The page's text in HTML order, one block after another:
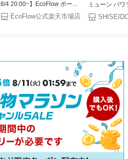
8/4 20:00~】EcoFlow ポータ
ブル電源 ソーラーパネル セッ
ト DELTA 3 Max
EcoFlow公式楽天市場店
ミューン パ
ム |
ドウ | 美容液